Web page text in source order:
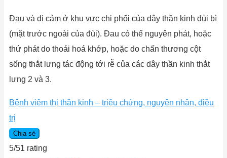
Đau và dị cảm ở khu vực chi phối của dây thần kinh đùi bì
(mặt trước ngoài của đùi). Đau có thể nguyên phát, hoặc
thứ phát do thoái hoá khớp, hoặc do chấn thương cột
sống thắt lưng tác động tới rễ của các dây thần kinh thắt
lưng 2 và 3.
Bệnh viêm thị thần kinh – triệu chứng, nguyên nhân, điều
trị
Chia sẻ
5/51 rating